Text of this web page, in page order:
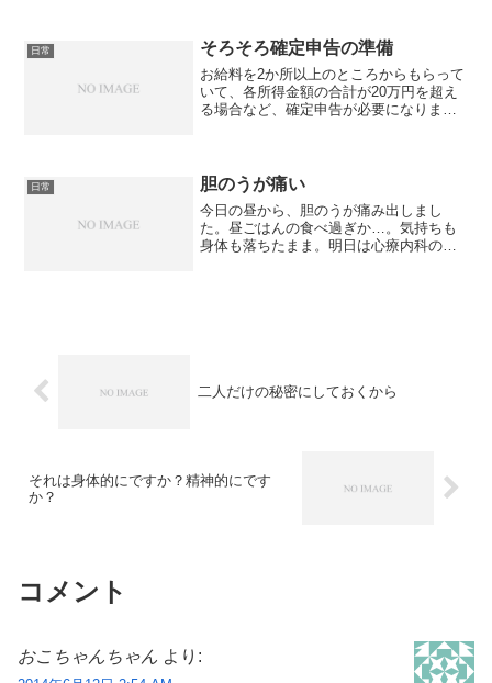
付くところは同じなんです。どれだけ考
えたところで、なるように...
日常 そろそろ確定申告の準備
お給料を2か所以上のところからもらって
いて、各所得金額の合計が20万円を超え
る場合など、確定申告が必要になりま
きれなかったので、自分...
日常 胆のうが痛い
今日の昼から、胆のうが痛み出しまし
た。昼ごはんの食べ過ぎか…。気持ちも
身体も落ちたまま。明日は心療内科の診
二人だけの秘密にしておくから
それは身体的にですか？精神的にです
か？
コメント
おこちゃんちゃん より: